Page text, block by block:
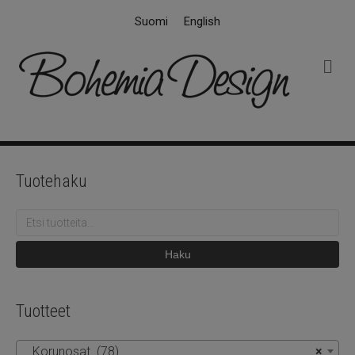
Suomi English
k
Tuotehaku
Etsi:
Haku
Tuotteet
×
Korunosat (78)